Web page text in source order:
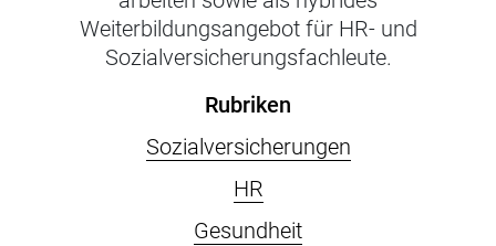
Weiterbildungsangebot für HR- und
Sozialversicherungsfachleute.
Rubriken
Sozialversicherungen
HR
Gesundheit